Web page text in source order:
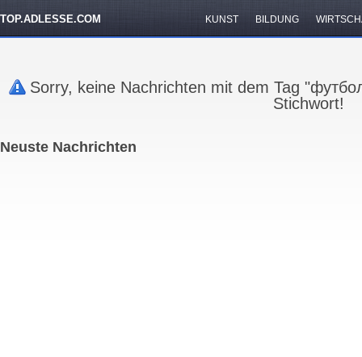
TOP.ADLESSE.COM KUNST BILDUNG
Sorry, keine Nachrichten mit dem Tag
Stichwort!
Neuste Nachrichten